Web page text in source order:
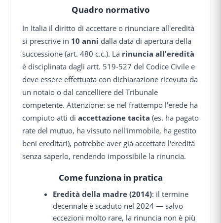
Quadro normativo
In Italia il diritto di accettare o rinunciare all'eredità
si prescrive in 10 anni dalla data di apertura della
successione (art. 480 c.c.). La rinuncia all'eredità
è disciplinata dagli artt. 519-527 del Codice Civile e
deve essere effettuata con dichiarazione ricevuta da
un notaio o dal cancelliere del Tribunale
competente. Attenzione: se nel frattempo l'erede ha
compiuto atti di accettazione tacita (es. ha pagato
rate del mutuo, ha vissuto nell'immobile, ha gestito
beni ereditari), potrebbe aver già accettato l'eredità
senza saperlo, rendendo impossibile la rinuncia.
Come funziona in pratica
Eredità della madre (2014): il termine
decennale è scaduto nel 2024 — salvo
eccezioni molto rare, la rinuncia non è più